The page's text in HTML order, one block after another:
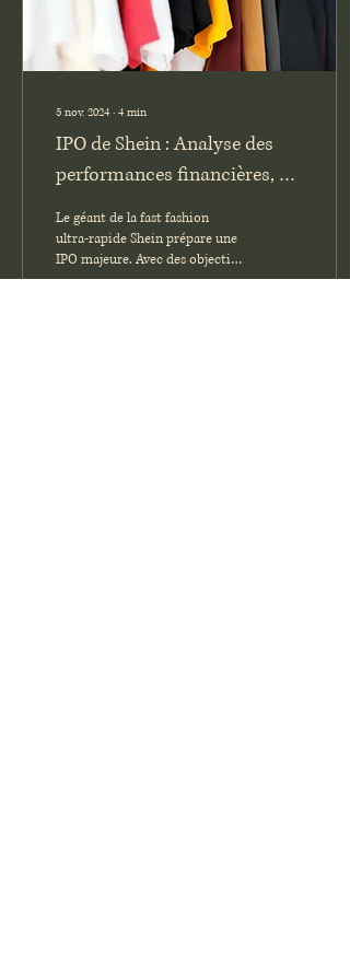
5 nov. 2024∙ 4 min
IPO de Shein : Analyse des
performances financières, de
la position sur le marché et
des perspectives de
croissance
Le géant de la fast fashion
ultra-rapide Shein prépare une
IPO majeure. Avec des objectifs
de valorisation élevés et une